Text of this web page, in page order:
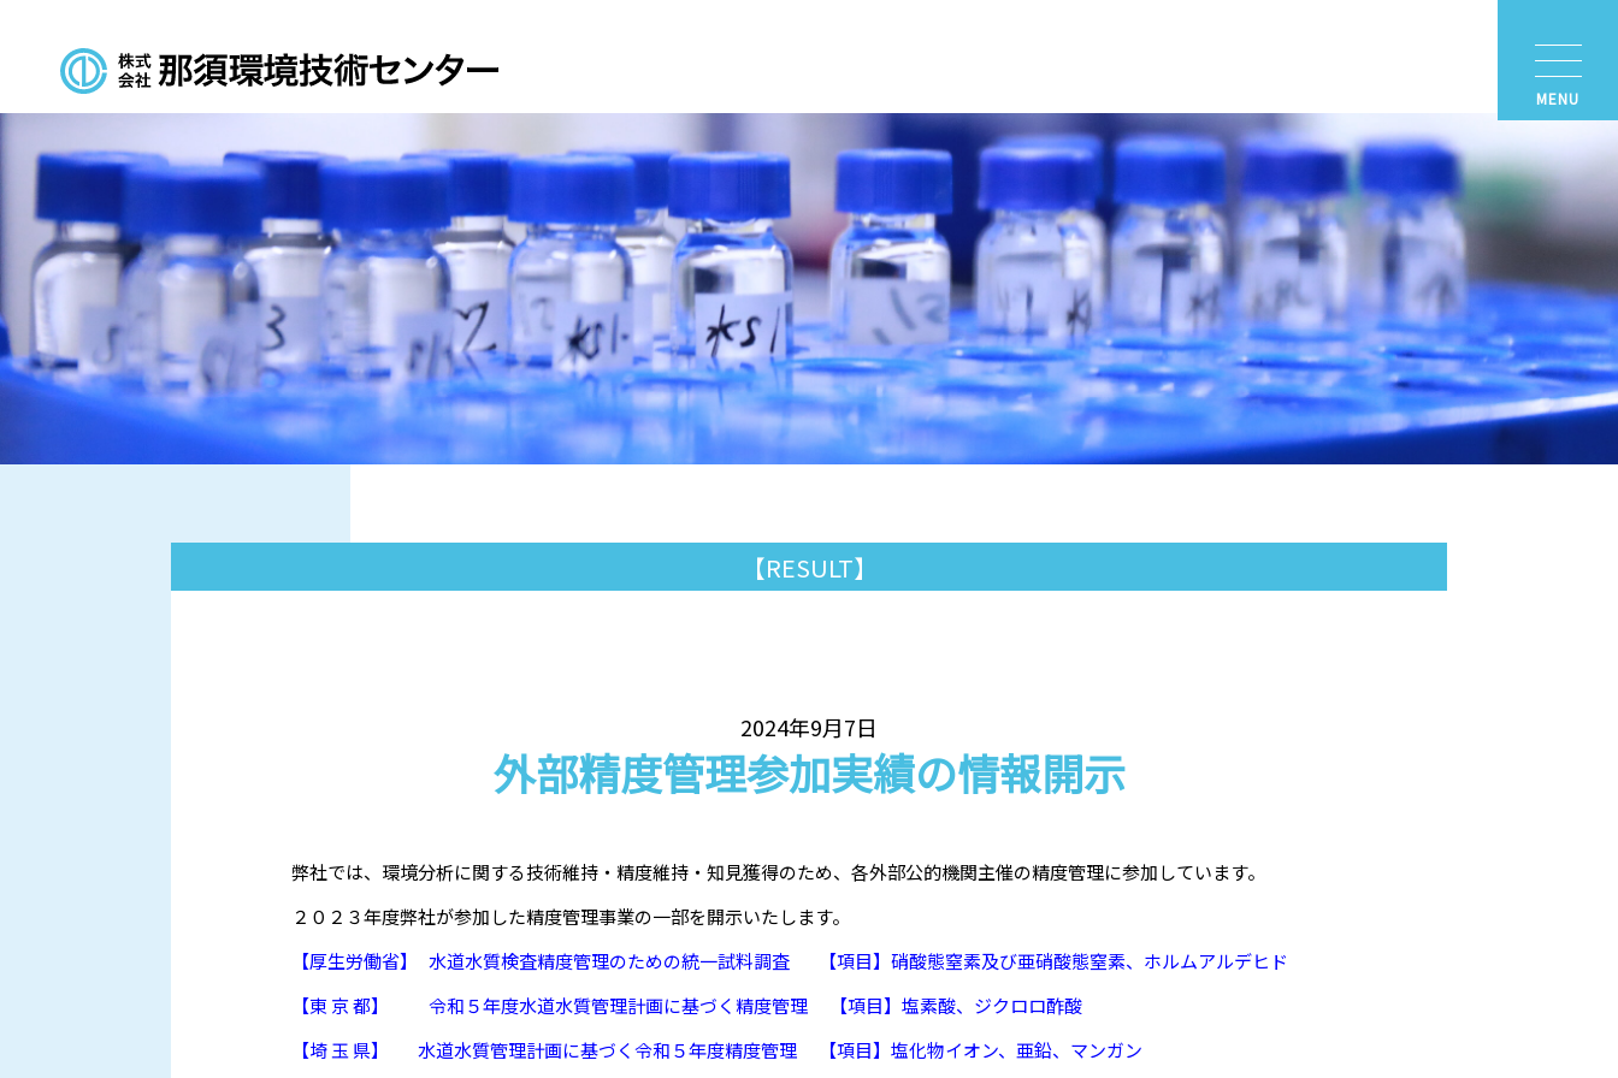
【RESULT】
2024年9月7日
外部精度管理参加実績の情報開示
弊社では、環境分析に関する技術維持・精度維持・知見獲得のため、各外部公的機関主催の精度管理に参加しています。
２０２３年度弊社が参加した精度管理事業の一部を開示いたします。
【厚生労働省】 水道水質検査精度管理のための統一試料調査 【項目】硝酸態窒素及び亜硝酸態窒素、ホルムアルデヒド
【東 京 都】 令和５年度水道水質管理計画に基づく精度管理 【項目】塩素酸、ジクロロ酢酸
【埼 玉 県】 水道水質管理計画に基づく令和５年度精度管理 【項目】塩化物イオン、亜鉛、マンガン